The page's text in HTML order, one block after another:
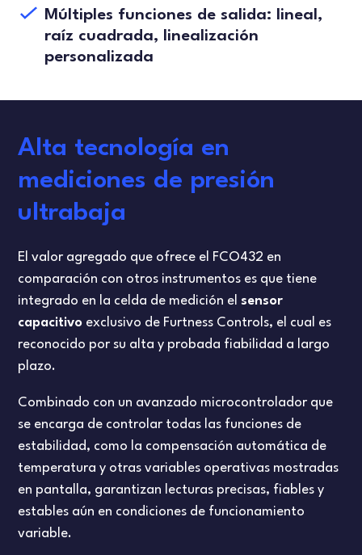
Múltiples funciones de salida: lineal,
raíz cuadrada, linealización
personalizada
Alta tecnología en
mediciones de presión
ultrabaja
El valor agregado que ofrece el FCO432 en
comparación con otros instrumentos es que tiene
integrado en la celda de medición elsensor
capacitivo exclusivo de Furtness Controls, el cual es
reconocido por su alta y probada fiabilidad a largo
plazo.
Combinado con un avanzado microcontrolador que
se encarga de controlar todas las funciones de
estabilidad, como la compensación automática de
temperatura y otras variables operativas mostradas
en pantalla, garantizan lecturas precisas, fiables y
estables aún en condiciones de funcionamiento
variable.